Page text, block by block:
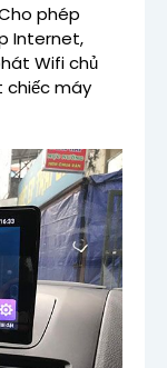
phép
Internet,
Wifi chủ
chiếc máy